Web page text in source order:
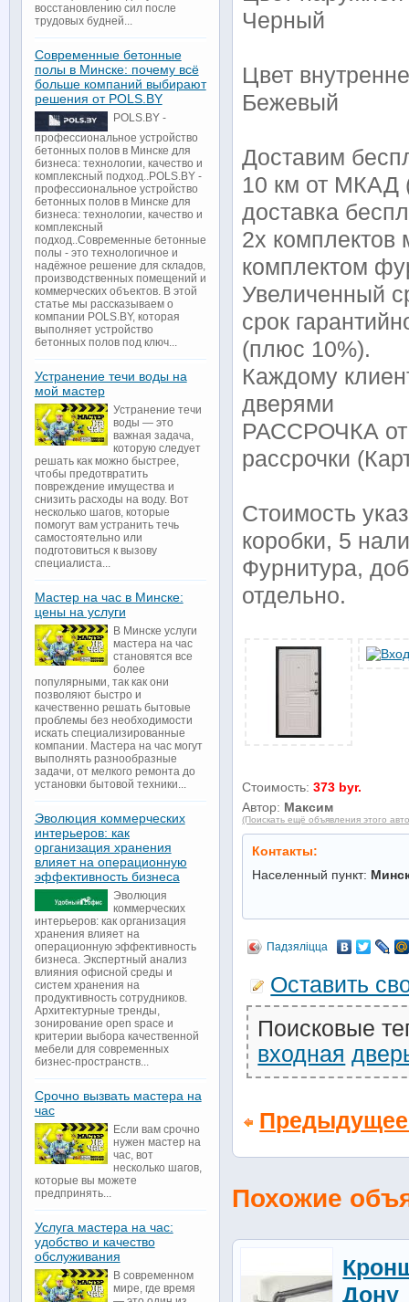
Черный
Цвет
Бежевый
Доставим
10 км от МКАД
доставка
2х
комплектом
Увеличенный
срок
(плюс 10%).
Каждому
дверями
РАССРОЧКА от
рассрочки
Стоимость
коробки, 5
Фурнитура,
отдельно.
Стоимость:373 byr.
Автор: Максим
(Поискать ещё объявления этого
Контакты:
Населенный пункт:
Падзяліцца
Оставить
Поисковые
входная
Похожие
Дону
восстановлению сил после
трудовых будней...
Современные бетонные
полы в Минске: почему всё
больше компаний выбирают
решения от POLS.BY
POLS.BY -
профессиональное устройство
бетонных полов в Минске для
бизнеса: технологии, качество и
комплексный подход..POLS.BY -
профессиональное устройство
бетонных полов в Минске для
бизнеса: технологии, качество и
комплексный
подход..Современные бетонные
полы - это технологичное и
надёжное решение для складов,
производственных помещений и
коммерческих объектов. В этой
статье мы рассказываем о
компании POLS.BY, которая
выполняет устройство
бетонных полов под ключ...
Устранение течи воды на
мой мастер
Устранение течи
воды — это
важная задача,
которую следует
решать как можно быстрее,
чтобы предотвратить
повреждение имущества и
снизить расходы на воду. Вот
несколько шагов, которые
помогут вам устранить течь
самостоятельно или
подготовиться к вызову
специалиста...
Мастер на час в Минске:
цены на услуги
В Минске услуги
мастера на час
становятся все
более
популярными, так как они
позволяют быстро и
качественно решать бытовые
проблемы без необходимости
искать специализированные
компании. Мастера на час могут
выполнять разнообразные
задачи, от мелкого ремонта до
установки бытовой техники...
Эволюция коммерческих
интерьеров: как
организация хранения
влияет на операционную
эффективность бизнеса
Эволюция
коммерческих
интерьеров: как организация
хранения влияет на
операционную эффективность
бизнеса. Экспертный анализ
влияния офисной среды и
систем хранения на
продуктивность сотрудников.
Архитектурные тренды,
зонирование open space и
критерии выбора качественной
мебели для современных
бизнес-пространств...
Срочно вызвать мастера на
час
Если вам срочно
нужен мастер на
час, вот
несколько шагов,
которые вы можете
предпринять...
Услуга мастера на час:
удобство и качество
обслуживания
В современном
мире, где время